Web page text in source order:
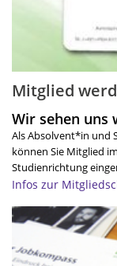
Mitglied
Wir sehen uns
Als Absolvent*in und
können Sie Mitglied
Studienrichtung
Infos zur